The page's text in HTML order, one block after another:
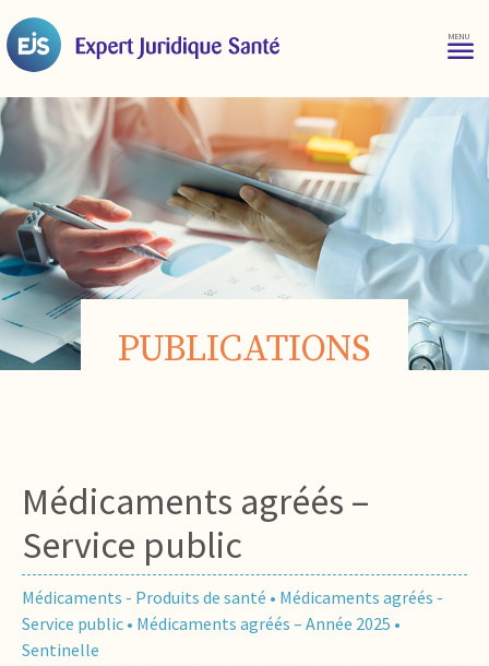
PUBLICATIONS
Médicaments agréés –
Service public
Médicaments - Produits de santé • Médicaments agréés -
Service public • Médicaments agréés – Année 2025 •
Sentinelle